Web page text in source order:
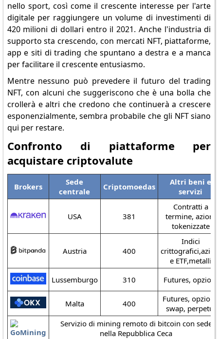
nello sport, così come il crescente interesse per l'arte
digitale per raggiungere un volume di investimenti di
420 milioni di dollari entro il 2021. Anche l'industria di
supporto sta crescendo, con mercati NFT, piattaforme,
app e siti di trading che spuntano a destra e a manca
per facilitare il crescente entusiasmo.
Mentre nessuno può prevedere il futuro del trading
NFT, con alcuni che suggeriscono che è una bolla che
crollerà e altri che credono che continuerà a crescere
esponenzialmente, sembra probabile che gli NFT siano
qui per restare.
Confronto di piattaforme per
acquistare criptovalute
Brokers
Sede
centrale
Criptomoedas
Altri beni e
servizi
USA 381
Contratti a
termine, azioni
tokenizzate
Austria 400
Indici
e ETF,metalli
Lussemburgo
310 Futures, opzioni
Malta 400
Futures,
swap, perpetui
Servizio di mining remoto di bitcoin con sede
nella Repubblica Ceca